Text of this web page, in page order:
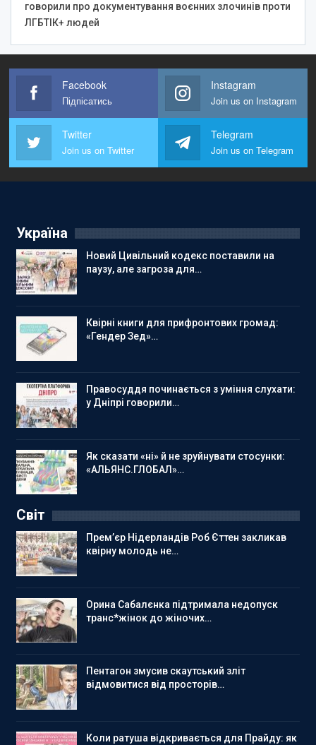
говорили про документування воєнних злочинів проти
ЛГБТІК+ людей
Facebook
Підпісатись
Instagram
Join us on Instagram
Twitter
Join us on Twitter
Telegram
Join us on Telegram
Україна
Новий Цивільний кодекс поставили на
паузу, але загроза для…
Квірні книги для прифронтових громад:
«Гендер Зед»…
Правосуддя починається з уміння слухати:
у Дніпрі говорили…
Як сказати «ні» й не зруйнувати стосунки:
«АЛЬЯНС.ГЛОБАЛ»…
Світ
Прем’єр Нідерландів Роб Єттен закликав
квірну молодь не…
Орина Сабалєнка підтримала недопуск
транс*жінок до жіночих…
Пентагон змусив скаутський зліт
відмовитися від просторів…
Коли ратуша відкривається для Прайду: як